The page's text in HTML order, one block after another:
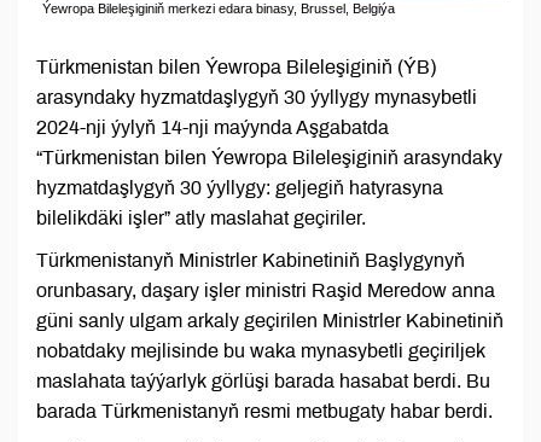
Ýewropa Bileleşiginiň merkezi edara binasy, Brussel, Belgiýa
Türkmenistan bilen Ýewropa Bileleşiginiň (ÝB)
arasyndaky hyzmatdaşlygyň 30 ýyllygy mynasybetli
2024-nji ýylyň 14-nji maýynda Aşgabatda
“Türkmenistan bilen Ýewropa Bileleşiginiň arasyndaky
hyzmatdaşlygyň 30 ýyllygy: geljegiň hatyrasyna
bilelikdäki işler” atly maslahat geçiriler.
Türkmenistanyň Ministrler Kabinetiniň Başlygynyň
orunbasary, daşary işler ministri Raşid Meredow anna
güni sanly ulgam arkaly geçirilen Ministrler Kabinetiniň
nobatdaky mejlisinde bu waka mynasybetli geçiriljek
maslahata taýýarlyk görlüşi barada hasabat berdi. Bu
barada Türkmenistanyň resmi metbugaty habar berdi.